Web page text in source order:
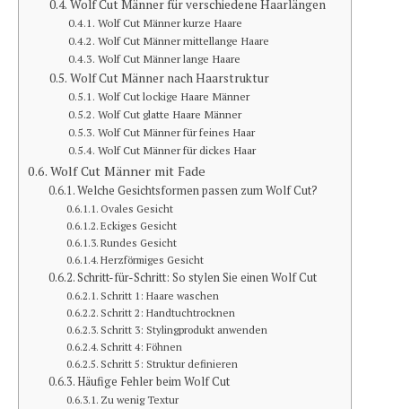
Wolf Cut Männer für verschiedene Haarlängen
Wolf Cut Männer kurze Haare
Wolf Cut Männer mittellange Haare
Wolf Cut Männer lange Haare
Wolf Cut Männer nach Haarstruktur
Wolf Cut lockige Haare Männer
Wolf Cut glatte Haare Männer
Wolf Cut Männer für feines Haar
Wolf Cut Männer für dickes Haar
Wolf Cut Männer mit Fade
Welche Gesichtsformen passen zum Wolf Cut?
Ovales Gesicht
Eckiges Gesicht
Rundes Gesicht
Herzförmiges Gesicht
Schritt-für-Schritt: So stylen Sie einen Wolf Cut
Schritt 1: Haare waschen
Schritt 2: Handtuchtrocknen
Schritt 3: Stylingprodukt anwenden
Schritt 4: Föhnen
Schritt 5: Struktur definieren
Häufige Fehler beim Wolf Cut
Zu wenig Textur